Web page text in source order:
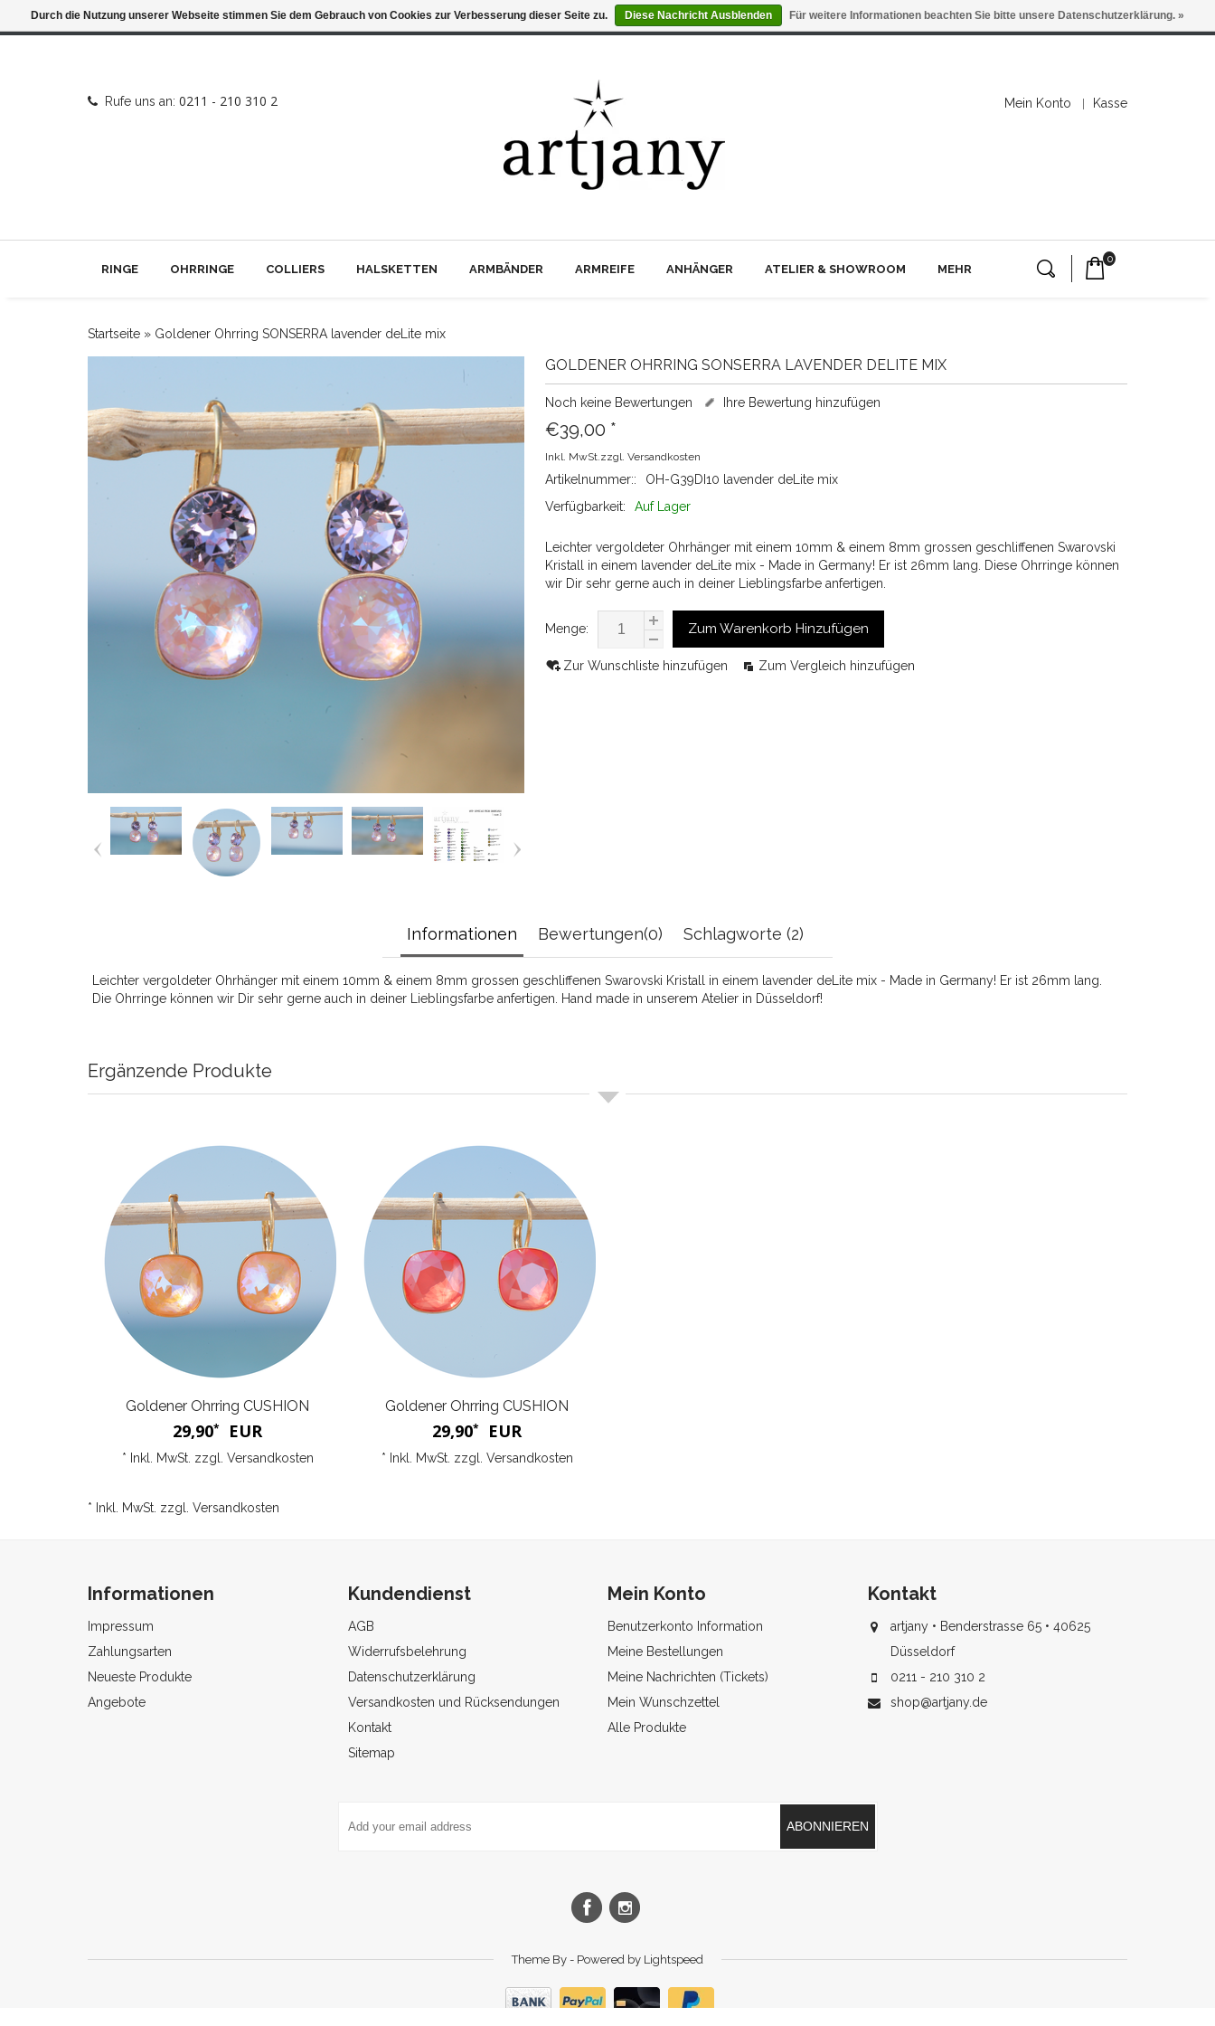
Rufe uns an: 0211 - 210 310 2 Mein Konto Kasse
RINGE OHRRINGE COLLIERS HALSKETTEN ARMBÄNDER ARMREIFE ANHÄNGER ATELIER & SHOWROOM MEHR
0
Startseite » Goldener Ohrring SONSERRA lavender deLite mix
GOLDENER OHRRING SONSERRA LAVENDER DELITE MIX
Noch keine Bewertungen Ihre Bewertung hinzufügen
€39,00 *
Inkl. MwSt.zzgl. Versandkosten
Artikelnummer::
OH-G39DI10 lavender deLite mix
Verfügbarkeit:
Auf Lager
Leichter vergoldeter Ohrhänger mit einem 10mm & einem 8mm grossen geschliffenen Swarovski
Kristall in einem lavender deLite mix - Made in Germany! Er ist 26mm lang. Diese Ohrringe können
wir Dir sehr gerne auch in deiner Lieblingsfarbe anfertigen.
Menge: Zum Warenkorb Hinzufügen
Zur Wunschliste hinzufügen Zum Vergleich hinzufügen
Informationen Bewertungen(0) Schlagworte (2)
Leichter vergoldeter Ohrhänger mit einem 10mm & einem 8mm grossen geschliffenen Swarovski Kristall in einem lavender deLite mix - Made in Germany! Er ist 26mm lang.
Die Ohrringe können wir Dir sehr gerne auch in deiner Lieblingsfarbe anfertigen. Hand made in unserem Atelier in Düsseldorf!
Ergänzende Produkte
Goldener Ohrring CUSHION
29,90* EUR
* Inkl. MwSt. zzgl. Versandkosten
Goldener Ohrring CUSHION
29,90* EUR
* Inkl. MwSt. zzgl. Versandkosten
* Inkl. MwSt. zzgl. Versandkosten
Informationen
Impressum
Zahlungsarten
Neueste Produkte
Angebote
Kundendienst
AGB
Widerrufsbelehrung
Datenschutzerklärung
Versandkosten und Rücksendungen
Kontakt
Sitemap
Mein Konto
Benutzerkonto Information
Meine Bestellungen
Meine Nachrichten (Tickets)
Mein Wunschzettel
Alle Produkte
Kontakt
artjany • Benderstrasse 65 • 40625
Düsseldorf
0211 - 210 310 2
shop@artjany.de
ABONNIEREN
Theme By - Powered by Lightspeed
Durch die Nutzung unserer Webseite stimmen Sie dem Gebrauch von Cookies zur Verbesserung dieser Seite zu. Diese Nachricht Ausblenden Für weitere Informationen beachten Sie bitte unsere Datenschutzerklärung. »